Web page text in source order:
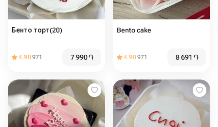
Бенто торт(20)
4.90971 7 990֏
Bento cake
4.90971 8 691 ֏